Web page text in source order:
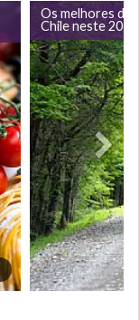
Os melhores
Chile neste 2019